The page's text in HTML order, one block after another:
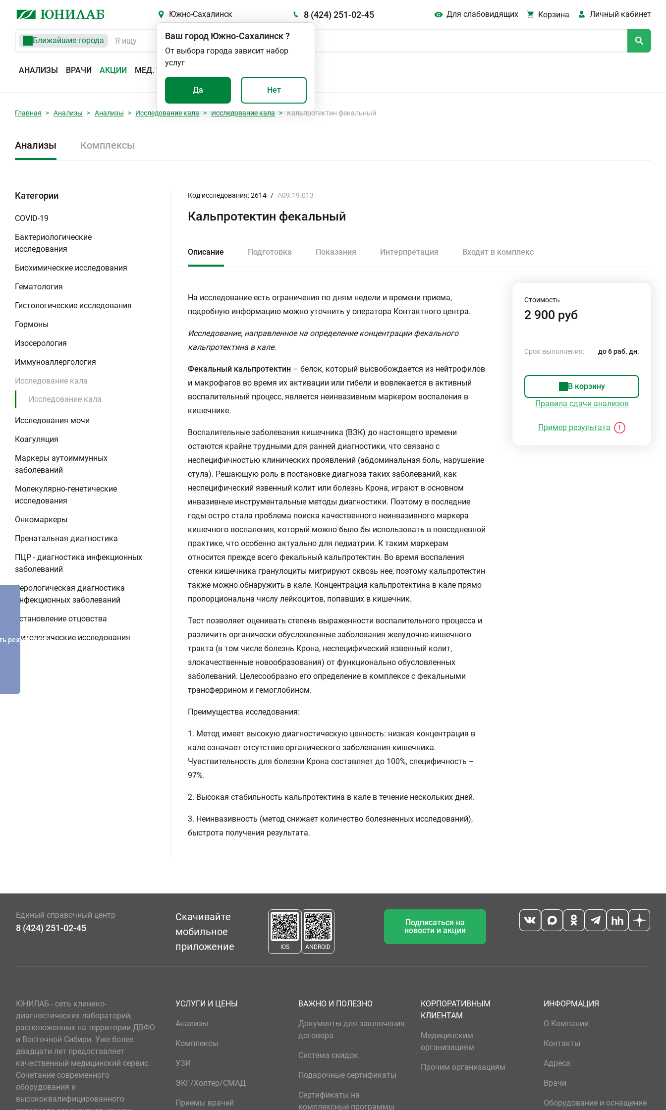
Южно-Сахалинск 8 (424) 251-02-45 Для слабовидящих Корзина Личный кабинет
Ближайшие города
АНАЛИЗЫ ВРАЧИ АКЦИИ МЕД. УСЛУГИ
Ваш город Южно-Сахалинск?
От выбора города зависит набор
услуг
Да Нет
Главная Анализы Анализы Исследование кала Исследование кала Кальпротектин фекальный
Анализы Комплексы
Категории
COVID-19
Бактериологические
исследования
Биохимические исследования
Гематология
Гистологические исследования
Гормоны
Изосерология
Иммуноаллергология
Исследование кала
Исследование кала
Исследования мочи
Коагуляция
Маркеры аутоиммунных
заболеваний
Молекулярно-генетические
исследования
Онкомаркеры
Пренатальная диагностика
ПЦР - диагностика инфекционных
заболеваний
Серологическая диагностика
инфекционных заболеваний
Установление отцовства
Цитологические исследования
Код исследования: 2614 / A09.19.013
Кальпротектин фекальный
Описание Подготовка Показания Интерпретация Входит в комплекс
На исследование есть ограничения по дням недели и времени приема,
подробную информацию можно уточнить у оператора Контактного центра.
Исследование, направленное на определение концентрации фекального
кальпротектина в кале.
Фекальный кальпротектин – белок, который высвобождается из нейтрофилов
и макрофагов во время их активации или гибели и вовлекается в активный
воспалительный процесс, является неинвазивным маркером воспаления в
кишечнике.
Воспалительные заболевания кишечника (ВЗК) до настоящего времени
остаются крайне трудными для ранней диагностики, что связано с
неспецифичностью клинических проявлений (абдоминальная боль, нарушение
стула). Решающую роль в постановке диагноза таких заболеваний, как
неспецифический язвенный колит или болезнь Крона, играют в основном
инвазивные инструментальные методы диагностики. Поэтому в последние
годы остро стала проблема поиска качественного неинвазивного маркера
кишечного воспаления, который можно было бы использовать в повседневной
практике, что особенно актуально для педиатрии. К таким маркерам
относится прежде всего фекальный кальпротектин. Во время воспаления
стенки кишечника гранулоциты мигрируют сквозь нее, поэтому кальпротектин
также можно обнаружить в кале. Концентрация кальпротектина в кале прямо
пропорциональна числу лейкоцитов, попавших в кишечник.
Тест позволяет оценивать степень выраженности воспалительного процесса и
различить органически обусловленные заболевания желудочно-кишечного
тракта (в том числе болезнь Крона, неспецифический язвенный колит,
злокачественные новообразования) от функционально обусловленных
заболеваний. Целесообразно его определение в комплексе с фекальными
трансферрином и гемоглобином.
Преимущества исследования:
1. Метод имеет высокую диагностическую ценность: низкая концентрация в
кале означает отсутствие органического заболевания кишечника.
Чувствительность для болезни Крона составляет до 100%, специфичность –
97%.
2. Высокая стабильность кальпротектина в кале в течение нескольких дней.
3. Неинвазивность (метод снижает количество болезненных исследований),
быстрота получения результата.
Стоимость
2 900 руб
Срок выполнения: до 6 раб. дн.
В корзину
Правила сдачи анализов
Пример результата
результатов
Единый справочный центр
8 (424) 251-02-45
Скачивайте
мобильное
приложение
IOS ANDROID
Подписаться на
новости и акции
ЮНИЛАБ - сеть клинико-
диагностических лабораторий,
расположенных на территории ДВФО
и Восточной Сибири. Уже более
двадцати лет предоставляет
качественный медицинский сервис.
Сочетание современного
оборудования и
высококвалифицированного
УСЛУГИ И ЦЕНЫ
Анализы
Комплексы
УЗИ
ЭКГ/Холтер/СМАД
Приемы врачей
ВАЖНО И ПОЛЕЗНО
Документы для заключения
договора
Система скидок
Подарочные сертификаты
Сертификаты на
комплексные программы
КОРПОРАТИВНЫМ
КЛИЕНТАМ
Медицинским
организациям
Прочим организациям
ИНФОРМАЦИЯ
О Компании
Контакты
Адреса
Врачи
Оборудование и оснащение